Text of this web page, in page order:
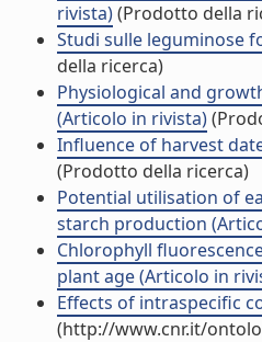
rivista)(Prodotto della
Studi sulle leguminose
della ricerca)
Physiological and
(Articolo in rivista)
Influence of harvest
(Prodotto della ricerca)
Potential utilisation of
starch production
Chlorophyll
plant age (Articolo in
Effects of intraspecific
(http://www.cnr.it/